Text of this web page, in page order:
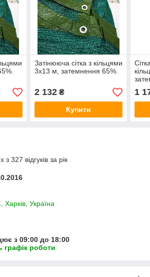
Затінююча сітка з кільцями
3х13 м, затемнення 65%.
2 132₴
Купити
1
327 відгуків за рік
Україна
з 09:00 до 18:00
графік роботи